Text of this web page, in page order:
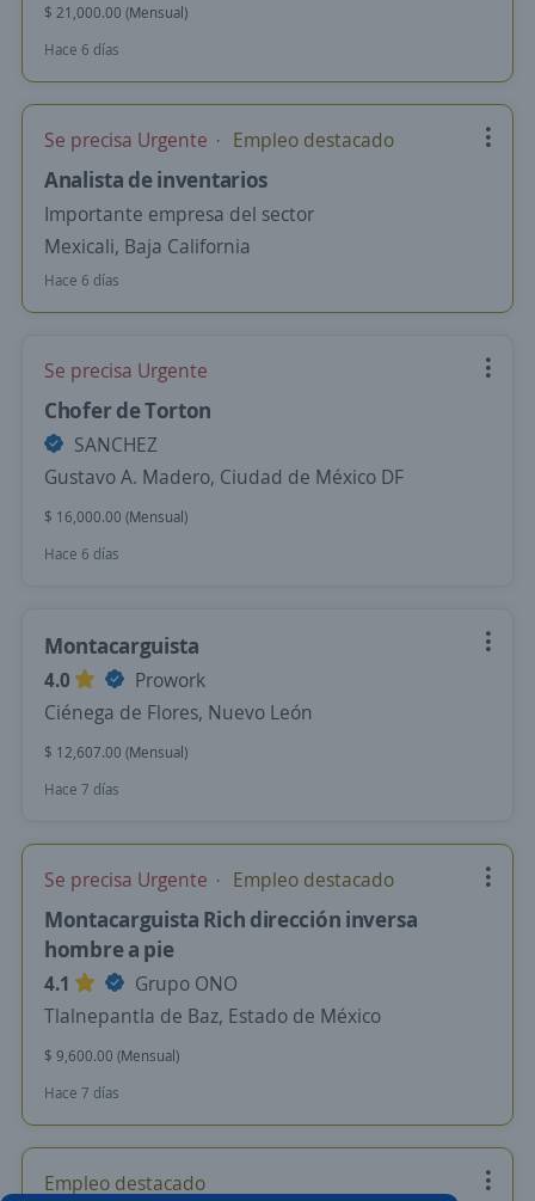
$ 21,000.00 (Mensual)
Hace 6 días
Se precisa Urgente Empleo destacado
Analista de inventarios
Importante empresa del sector
Mexicali, Baja California
Hace 6 días
Se precisa Urgente
Chofer de Torton
SANCHEZ
Gustavo A. Madero, Ciudad de México DF
$ 16,000.00 (Mensual)
Hace 6 días
Montacarguista
4.0
Prowork
Ciénega de Flores, Nuevo León
$ 12,607.00 (Mensual)
Hace 7 días
Se precisa Urgente Empleo destacado
Montacarguista Rich dirección inversa
hombre a pie
4.1
Grupo ONO
Tlalnepantla de Baz, Estado de México
$ 9,600.00 (Mensual)
Hace 7 días
Empleo destacado